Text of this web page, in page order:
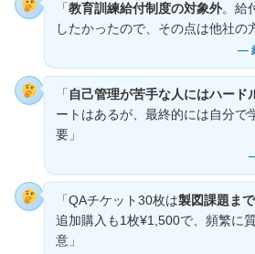
「教育訓練給付制度の対象外。給
したかったので、その点は他社の
—
「 自己管理が苦手な人にはハード
ートはあるが、最終的には自分で
要」
「QAチケット30枚は製図課題ま
追加購入も1枚¥1,500で、頻繁に
意」